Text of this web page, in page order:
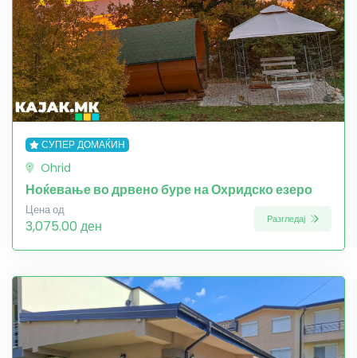
СУПЕР ДОМАЌИН
Ohrid
Ноќевање во дрвено буре на Охридско езеро
Цена од
3,075.00 ден Разгледај